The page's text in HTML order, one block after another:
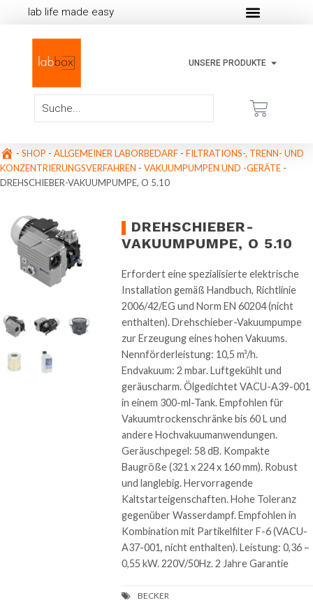
lab life made easy
UNSERE PRODUKTE
- SHOP - ALLGEMEINER LABORBEDARF - FILTRATIONS-, TRENN- UND
KONZENTRIERUNGSVERFAHREN - VAKUUMPUMPEN UND -GERÄTE -
DREHSCHIEBER-VAKUUMPUMPE, O 5.10
DREHSCHIEBER-
VAKUUMPUMPE, O 5.10
Erfordert eine spezialisierte elektrische
Installation gemäß Handbuch, Richtlinie
2006/42/EG und Norm EN 60204 (nicht
enthalten). Drehschieber-Vakuumpumpe
zur Erzeugung eines hohen Vakuums.
Nennförderleistung: 10,5 m³/h.
Endvakuum: 2 mbar. Luftgekühlt und
geräuscharm. Ölgedichtet VACU-A39-001
in einem 300-ml-Tank. Empfohlen für
Vakuumtrockenschränke bis 60 L und
andere Hochvakuumanwendungen.
Geräuschpegel: 58 dB. Kompakte
Baugröße (321 x 224 x 160 mm). Robust
und langlebig. Hervorragende
Kaltstarteigenschaften. Hohe Toleranz
gegenüber Wasserdampf. Empfohlen in
Kombination mit Partikelfilter F-6 (VACU-
A37-001, nicht enthalten). Leistung: 0,36 –
0,55 kW. 220V/50Hz. 2 Jahre Garantie